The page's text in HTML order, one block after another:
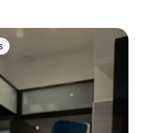
huéspedes